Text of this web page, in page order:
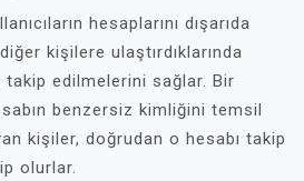
hesaplarını dışarıda
kişilere ulaştırdıklarında
edilmelerini sağlar. Bir
benzersiz kimliğini temsil
kişiler, doğrudan o hesabı takip
olurlar.